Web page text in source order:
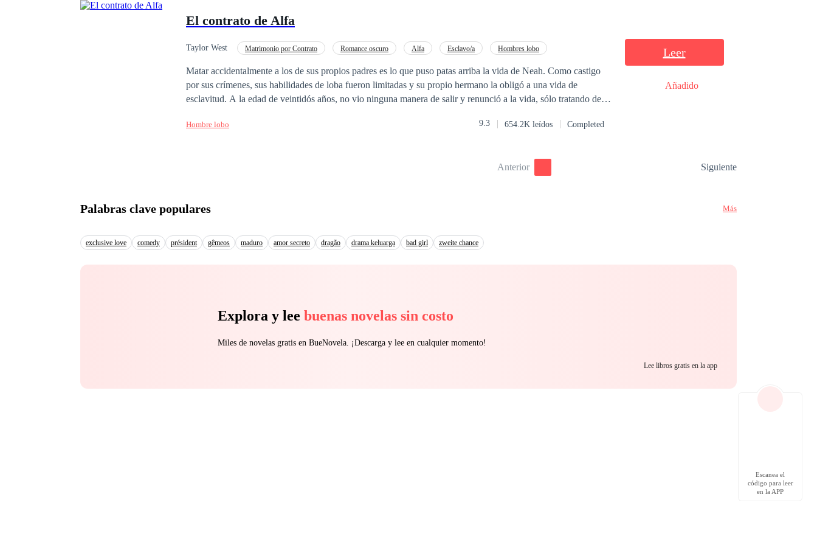
te he hecho ahora es sólo una décima parte de lo que me hiciste entonces!
El contrato de Alfa
Taylor West Matrimonio por Contrato Romance oscuro Alfa Esclavo/a
Hombres lobo
Matar accidentalmente a los de sus propios padres es lo que puso patas arriba la vida de Neah. Como castigo
por sus crímenes, sus habilidades de loba fueron limitadas y su propio hermano la obligó a una vida de
esclavitud. A la edad de veintidós años, no vio ninguna manera de salir y renunció a la vida, sólo tratando de
lobo al que los hombres temían, pero Neah no pudo evitar sentirse fascinada por él. Agregar a Neah al contrato
sólo el comienzo. Si Alpha Dane no está siendo desafiada por ella, entonces era su antigua manada la que
Hombre lobo 9.3 654.2K leídos Completed
Leer
Añadido
Anterior Siguiente
Palabras clave populares Más
exclusive love comedy président gêmeos maduro amor secreto dragão drama keluarga bad girl zweite chance
Explora y lee buenas novelas sin costo
Miles de novelas gratis en BueNovela. ¡Descarga y lee en cualquier momento!
Lee libros gratis en la app
Escanea el
código para leer
en la APP